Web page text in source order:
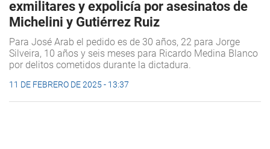
exmilitares y expolicía por asesinatos de
Michelini y Gutiérrez Ruiz
Para José Arab el pedido es de 30 años, 22 para Jorge
Silveira, 10 años y seis meses para Ricardo Medina Blanco
por delitos cometidos durante la dictadura.
11 DE FEBRERO DE 2025 - 13:37